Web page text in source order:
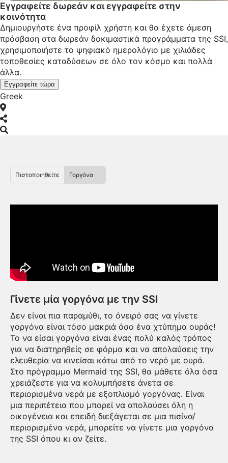
Εγγραφείτε δωρεάν και εγγραφείτε στην
κοινότητα
Δημιουργήστε ένα προφίλ χρήστη και θα έχετε άμεση
πρόσβαση στα δωρεάν δοκιμαστικά προγράμματα της SSI,
χρησιμοποιήστε το ψηφιακό ημερολόγιο με χιλιάδες
τοποθεσίες καταδύσεων σε όλο τον κόσμο και πολλά
άλλα.
Εγγραφείτε τώρα
Greek
Πιστοποιηθείτε Γοργόνα
Γίνετε μία γοργόνα με την SSI
Δεν είναι πια παραμύθι, το όνειρό σας να γίνετε
γοργόνα είναι τόσο μακριά όσο ένα χτύπημα ουράς!
Το να είσαι γοργόνα είναι ένας πολύ καλός τρόπος
για να διατηρηθείς σε φόρμα και να απολαύσεις την
ελευθερία να κινείσαι κάτω από το νερό με ουρά.
Στο πρόγραμμα Mermaid της SSI, θα μάθετε όλα όσα
χρειάζεστε για να κολυμπήσετε άνετα σε
περιορισμένα νερά με εξοπλισμό γοργόνας. Είναι
μια περιπέτεια που μπορεί να απολαύσει όλη η
οικογένεια και επειδή διεξάγεται σε μια πισίνα/
περιορισμένα νερά, μπορείτε να γίνετε μια γοργόνα
της SSI όπου κι αν ζείτε.